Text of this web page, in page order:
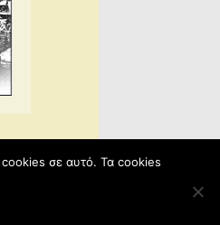
σε αυτό. Τα cookies